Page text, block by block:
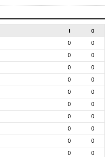
І О
0
0
0
0
0
0
0
0
0
0
0
0
0
0
0
0
0
0
0
0